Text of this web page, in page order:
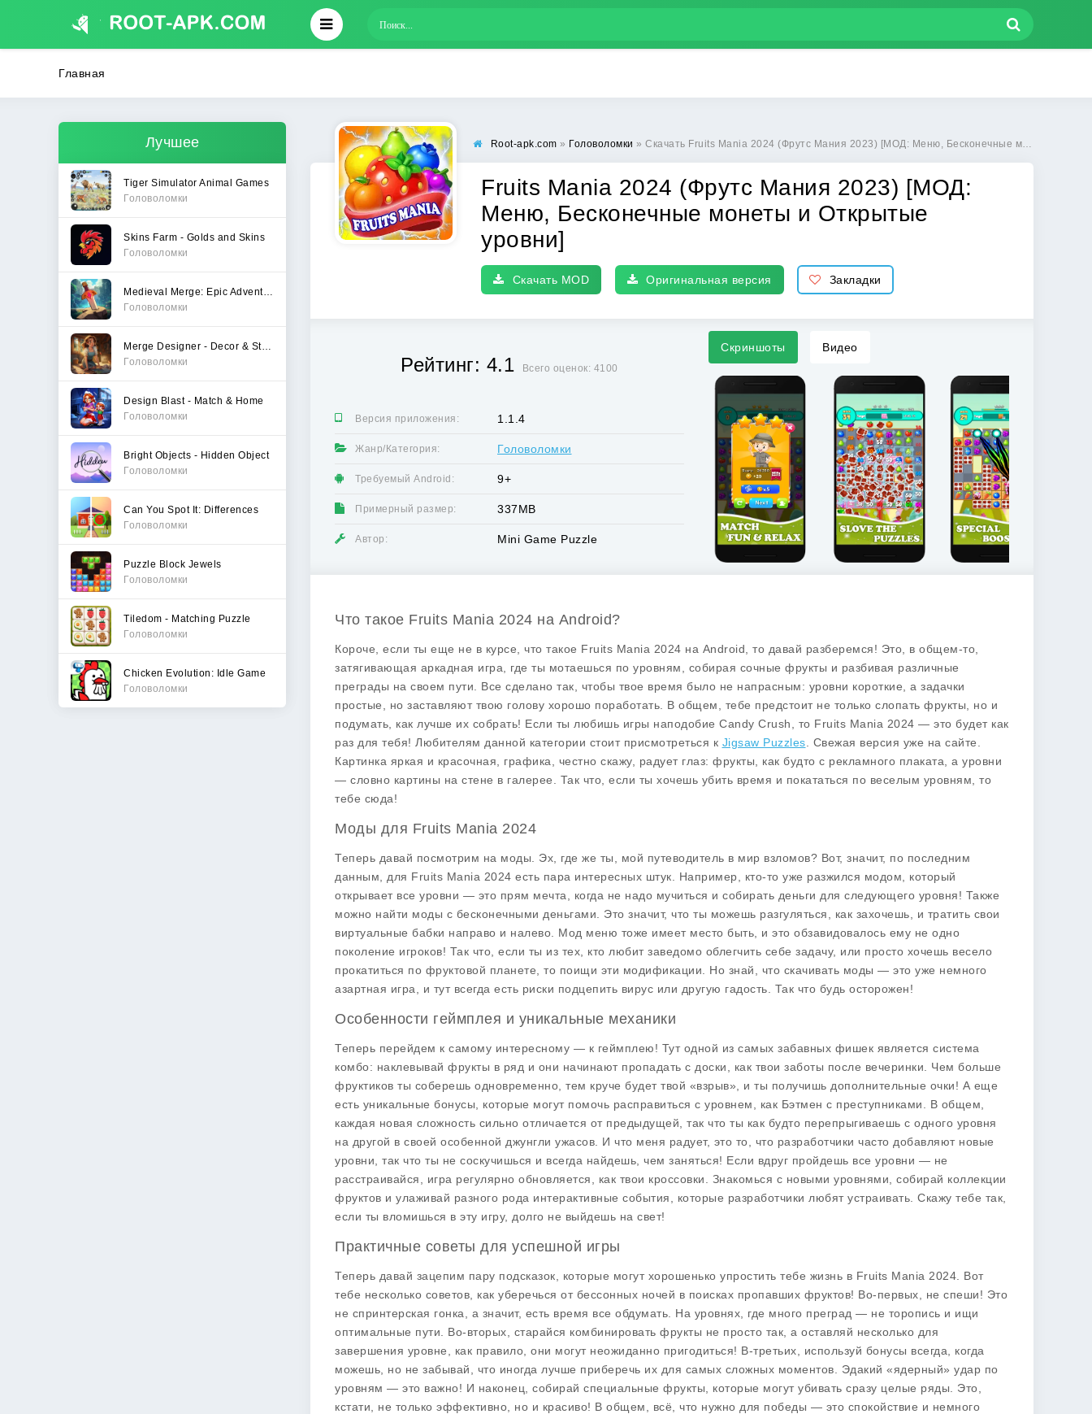
Главная
Лучшее
Tiger Simulator Animal Games
Головоломки
Skins Farm - Golds and Skins
Головоломки
Medieval Merge: Epic Adventure
Головоломки
Merge Designer - Decor & Story
Головоломки
Design Blast - Match & Home
Головоломки
Bright Objects - Hidden Object
Головоломки
Can You Spot It: Differences
Головоломки
Puzzle Block Jewels
Головоломки
Tiledom - Matching Puzzle
Головоломки
Chicken Evolution: Idle Game
Головоломки
Root-apk.com » Головоломки » Скачать Fruits Mania 2024 (Фрутс Мания 2023) [МОД: Меню, Бесконечные монеты и Открытые уровни] | Взлом Fruits Mania 2024 на Андроид
Fruits Mania 2024 (Фрутс Мания 2023) [МОД:
Меню, Бесконечные монеты и Открытые
уровни]
Скачать MOD Оригинальная версия Закладки
Рейтинг: 4.1 Всего оценок: 4100
Версия приложения: 1.1.4
Жанр/Категория: Головоломки
Требуемый Android: 9+
Примерный размер: 337MB
Автор: Mini Game Puzzle
Скриншоты Видео
Что такое Fruits Mania 2024 на Android?
Короче, если ты еще не в курсе, что такое Fruits Mania 2024 на Android, то давай разберемся! Это, в общем-то,
затягивающая аркадная игра, где ты мотаешься по уровням, собирая сочные фрукты и разбивая различные
преграды на своем пути. Все сделано так, чтобы твое время было не напрасным: уровни короткие, а задачки
простые, но заставляют твою голову хорошо поработать. В общем, тебе предстоит не только слопать фрукты, но и
подумать, как лучше их собрать! Если ты любишь игры наподобие Candy Crush , то Fruits Mania 2024 — это будет как
раз для тебя! Любителям данной категории стоит присмотреться к Jigsaw Puzzles . Свежая версия уже на сайте.
Картинка яркая и красочная, графика, честно скажу, радует глаз: фрукты, как будто с рекламного плаката, а уровни
— словно картины на стене в галерее. Так что, если ты хочешь убить время и покататься по веселым уровням, то
тебе сюда!
Моды для Fruits Mania 2024
Теперь давай посмотрим на моды . Эх, где же ты, мой путеводитель в мир взломов? Вот, значит, по последним
данным, для Fruits Mania 2024 есть пара интересных штук. Например, кто-то уже разжился модом, который
открывает все уровни — это прям мечта, когда не надо мучиться и собирать деньги для следующего уровня! Также
можно найти моды с бесконечными деньгами. Это значит, что ты можешь разгуляться, как захочешь, и тратить свои
виртуальные бабки направо и налево. Мод меню тоже имеет место быть, и это обзавидовалось ему не одно
поколение игроков! Так что, если ты из тех, кто любит заведомо облегчить себе задачу, или просто хочешь весело
прокатиться по фруктовой планете, то поищи эти модификации. Но знай, что скачивать моды — это уже немного
азартная игра, и тут всегда есть риски подцепить вирус или другую гадость. Так что будь осторожен!
Особенности геймплея и уникальные механики
Теперь перейдем к самому интересному — к геймплею! Тут одной из самых забавных фишек является система
комбо: наклевывай фрукты в ряд и они начинают пропадать с доски, как твои заботы после вечеринки. Чем больше
фруктиков ты соберешь одновременно, тем круче будет твой «взрыв», и ты получишь дополнительные очки! А еще
есть уникальные бонусы, которые могут помочь расправиться с уровнем, как Бэтмен с преступниками. В общем,
каждая новая сложность сильно отличается от предыдущей, так что ты как будто перепрыгиваешь с одного уровня
на другой в своей особенной джунгли ужасов. И что меня радует, это то, что разработчики часто добавляют новые
уровни, так что ты не соскучишься и всегда найдешь, чем заняться! Если вдруг пройдешь все уровни — не
расстраивайся, игра регулярно обновляется, как твои кроссовки. Знакомься с новыми уровнями, собирай коллекции
фруктов и улаживай разного рода интерактивные события, которые разработчики любят устраивать. Скажу тебе так,
если ты вломишься в эту игру, долго не выйдешь на свет!
Практичные советы для успешной игры
Теперь давай зацепим пару подсказок, которые могут хорошенько упростить тебе жизнь в Fruits Mania 2024 . Вот
тебе несколько советов, как уберечься от бессонных ночей в поисках пропавших фруктов! Во-первых, не спеши! Это
не спринтерская гонка, а значит, есть время все обдумать. На уровнях, где много преград — не торопись и ищи
оптимальные пути. Во-вторых, старайся комбинировать фрукты не просто так, а оставляй несколько для
завершения уровне, как правило, они могут неожиданно пригодиться! В-третьих, используй бонусы всегда, когда
можешь, но не забывай, что иногда лучше приберечь их для самых сложных моментов. Эдакий «ядерный» удар по
уровням — это важно! И наконец, собирай специальные фрукты, которые могут убивать сразу целые ряды. Это,
кстати, не только эффективно, но и красиво! В общем, всё, что нужно для победы — это спокойствие и немного